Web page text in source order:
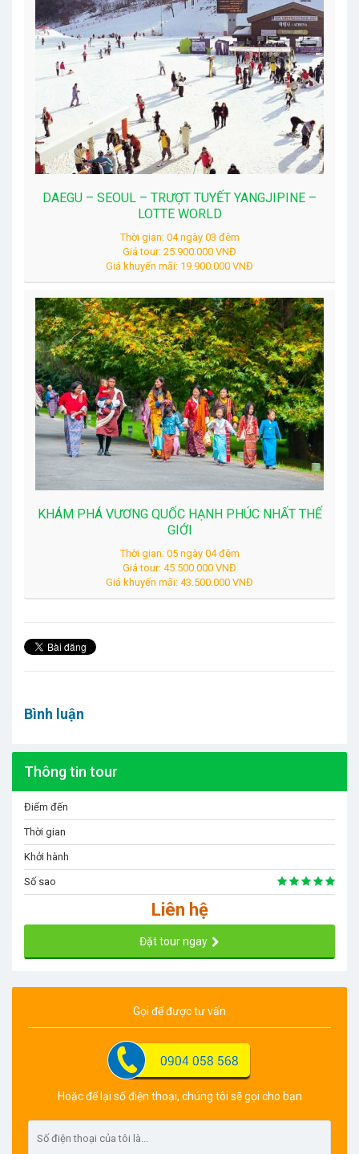
DAEGU – SEOUL – TRƯỢT TUYẾT YANGJIPINE –
LOTTE WORLD
Thời gian: 04 ngày 03 đêm
Giá tour: 25.900.000 VNĐ
Giá khuyến mãi: 19.900.000 VNĐ
KHÁM PHÁ VƯƠNG QUỐC HẠNH PHÚC NHẤT THẾ
GIỚI
Thời gian: 05 ngày 04 đêm
Giá tour: 45.500.000 VNĐ
Giá khuyến mãi: 43.500.000 VNĐ
Bình luận
Thông tin tour
Điểm đến
Thời gian
Khởi hành
Số sao
Liên hệ
Đặt tour ngay
Gọi để được tư vấn
Hoặc để lại số điện thoại, chúng tôi sẽ gọi cho bạn